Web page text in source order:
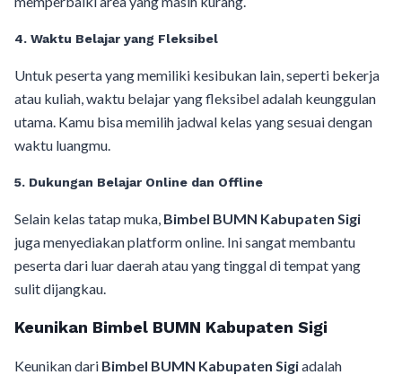
4. Waktu Belajar yang Fleksibel
Untuk peserta yang memiliki kesibukan lain, seperti bekerja
atau kuliah, waktu belajar yang fleksibel adalah keunggulan
utama. Kamu bisa memilih jadwal kelas yang sesuai dengan
waktu luangmu.
5. Dukungan Belajar Online dan Offline
Selain kelas tatap muka, Bimbel BUMN Kabupaten Sigi
juga menyediakan platform online. Ini sangat membantu
peserta dari luar daerah atau yang tinggal di tempat yang
sulit dijangkau.
Keunikan Bimbel BUMN Kabupaten Sigi
Keunikan dari Bimbel BUMN Kabupaten Sigiadalah